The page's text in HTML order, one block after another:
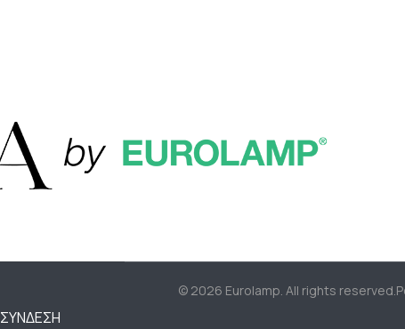
ΣΎΝΔΕΣΗ
© 2026 Eurolamp. All rights reserved.